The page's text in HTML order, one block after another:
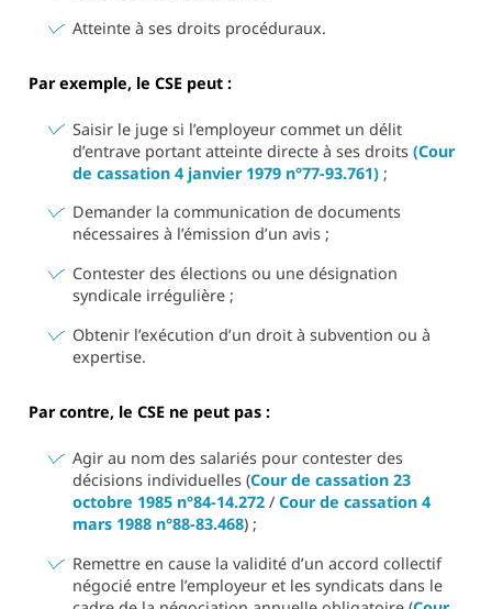
Atteinte à ses droits procéduraux.
Par exemple, le CSE peut :
Saisir le juge si l’employeur commet un délit
d’entrave portant atteinte directe à ses droits (Cour
de cassation 4 janvier 1979 n°77-93.761);
Demander la communication de documents
nécessaires à l’émission d’un avis ;
Contester des élections ou une désignation
syndicale irrégulière ;
Obtenir l’exécution d’un droit à subvention ou à
expertise.
Par contre, le CSE ne peut pas :
Agir au nom des salariés pour contester des
décisions individuelles (Cour de cassation 23
octobre 1985 n°84-14.272/ Cour de cassation 4
mars 1988 n°88-83.468) ;
Remettre en cause la validité d’un accord collectif
négocié entre l’employeur et les syndicats dans le